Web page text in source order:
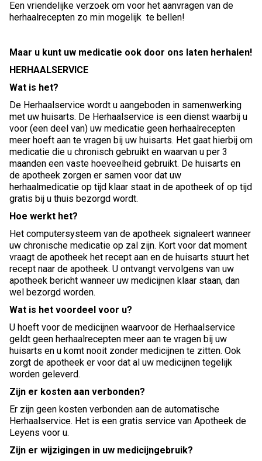
Een vriendelijke verzoek om voor het aanvragen van de
herhaalrecepten zo min mogelijk te bellen!
Maar u kunt uw medicatie ook door ons laten herhalen!
HERHAALSERVICE
Wat is het?
De Herhaalservice wordt u aangeboden in samenwerking
met uw huisarts. De Herhaalservice is een dienst waarbij u
voor (een deel van) uw medicatie geen herhaalrecepten
meer hoeft aan te vragen bij uw huisarts. Het gaat hierbij om
medicatie die u chronisch gebruikt en waarvan u per 3
maanden een vaste hoeveelheid gebruikt. De huisarts en
de apotheek zorgen er samen voor dat uw
herhaalmedicatie op tijd klaar staat in de apotheek of op tijd
gratis bij u thuis bezorgd wordt.
Hoe werkt het?
Het computersysteem van de apotheek signaleert wanneer
uw chronische medicatie op zal zijn. Kort voor dat moment
vraagt de apotheek het recept aan en de huisarts stuurt het
recept naar de apotheek. U ontvangt vervolgens van uw
apotheek bericht wanneer uw medicijnen klaar staan, dan
wel bezorgd worden.
Wat is het voordeel voor u?
U hoeft voor de medicijnen waarvoor de Herhaalservice
geldt geen herhaalrecepten meer aan te vragen bij uw
huisarts en u komt nooit zonder medicijnen te zitten. Ook
zorgt de apotheek er voor dat al uw medicijnen tegelijk
worden geleverd.
Zijn er kosten aan verbonden?
Er zijn geen kosten verbonden aan de automatische
Herhaalservice. Het is een gratis service van Apotheek de
Leyens voor u.
Zijn er wijzigingen in uw medicijngebruik?